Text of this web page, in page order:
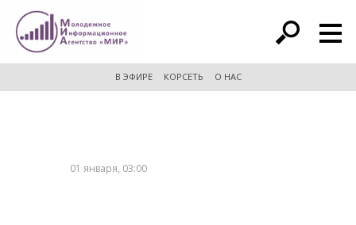
расширенный поиск
В ЭФИРЕ КОРСЕТЬ О НАС
01 января, 03:00